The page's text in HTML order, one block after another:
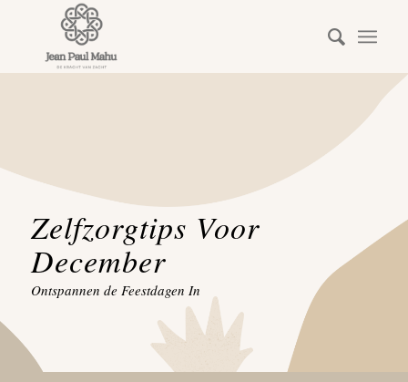
Zelfzorgtips Voor
December
Ontspannen de Feestdagen In